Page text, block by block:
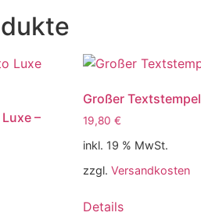
–
Großer Textstempel
19,80 €
inkl. 19 % MwSt.
zzgl. Versandkosten
Details